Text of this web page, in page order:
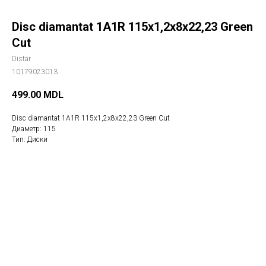
Disc diamantat 1A1R 115x1,2x8x22,23 Green
Cut
Distar
10179023013
499.00 MDL
Disc diamantat 1A1R 115x1,2x8x22,23 Green Cut
Диаметр: 115
Тип: Диски